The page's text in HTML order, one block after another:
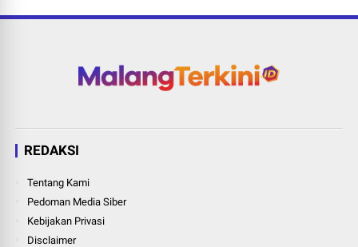
REDAKSI
Tentang Kami
Pedoman Media Siber
Kebijakan Privasi
Disclaimer